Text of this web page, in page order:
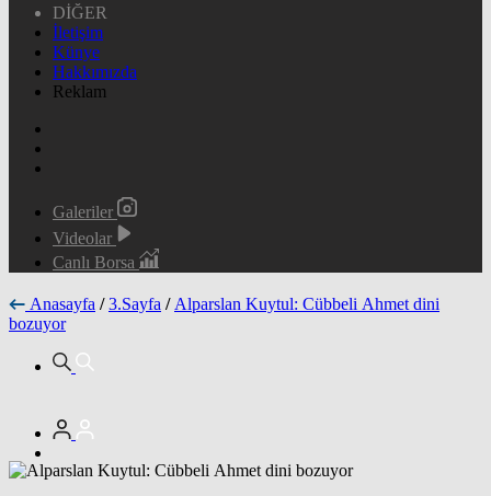
DİĞER
İletişim
Künye
Hakkımızda
Reklam
Galeriler
Videolar
Canlı Borsa
Anasayfa / 3.Sayfa / Alparslan Kuytul: Cübbeli Ahmet dini
bozuyor